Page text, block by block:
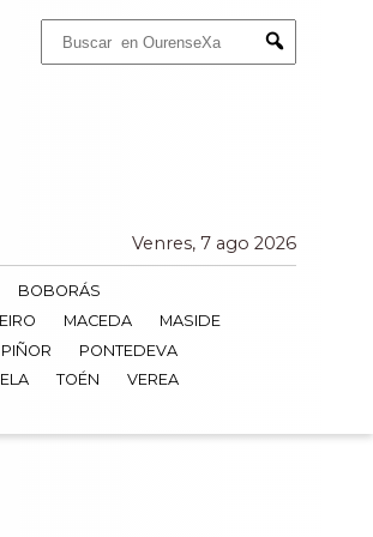
Submit
Venres, 7 ago 2026
BOBORÁS
MACEDA
MASIDE
PIÑOR
PONTEDEVA
TOÉN
VEREA